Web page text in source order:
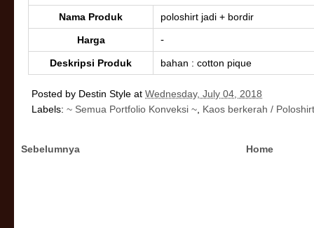
Nama Produk poloshirt jadi + bordir
Harga -
Deskripsi Produk bahan : cotton pique
Posted by Destin Style at Wednesday, July 04, 2018
Labels: ~ Semua Portfolio Konveksi ~ Kaos berkerah / Poloshirt
Sebelumnya Home